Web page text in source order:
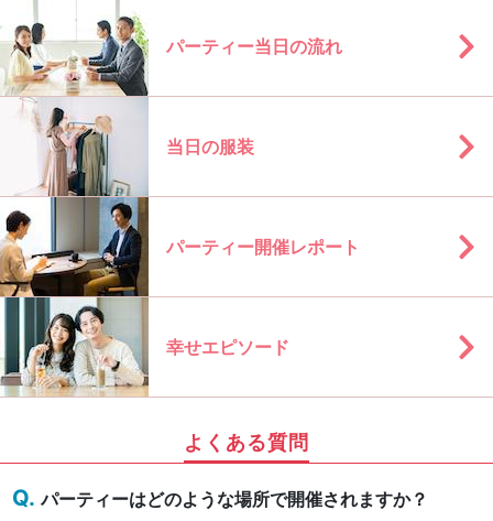
パーティー当日の流れ
当日の服装
パーティー開催レポート
幸せエピソード
よくある質問
パーティーはどのような場所で開催されますか？